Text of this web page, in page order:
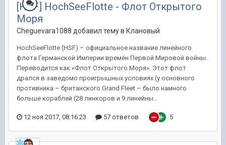
[HSF] HochSeeFlotte - Флот Открытого
Моря
Cheguevara1088 добавил тему в Клановый
HochSeeFlotte (HSF) – официальное название линейного
флота Германской Империи времён Первой Мировой войны.
Переводится как «Флот Открытого Моря». Этот флот
дрался в заведомо проигрышных условиях (у основного
противника – британского Grand Fleet – было намного
больше кораблей (28 линкоров и 9 линейны...
12 ноя 2017, 08:16:23 57 ответов 5